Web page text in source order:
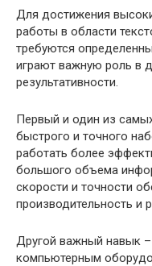
Для достижения
работы в области
требуются
играют важную роль в
результативности.
Первый и один из
быстрого и точного
работать более
большого объема
скорости и точности
производительность и
Другой важный навык –
компьютерным